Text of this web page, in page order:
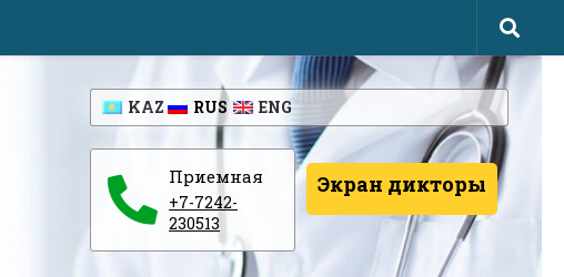
KAZ RUS ENG
Приемная
+7-7242-
230513
Экран дикторы